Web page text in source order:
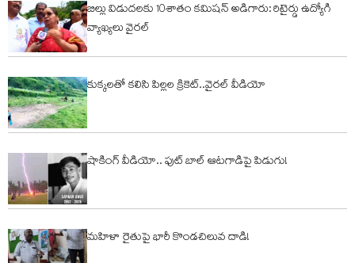
బిల్లు విడుదలకు 10శాతం కమిషన్ అడిగారు: రిటైర్డు ఉద్యోగి
వ్యాఖ్యలు వైరల్
కుక్కలతో కలిసి పిల్లల క్రికెట్..వైరల్ వీడియో
షాకింగ్ వీడియో.. ఫుట్ బాల్ ఆటగాడిపై పిడుగు!
మహిళా రైతుపై భారీ కొండచిలువ దాడి!